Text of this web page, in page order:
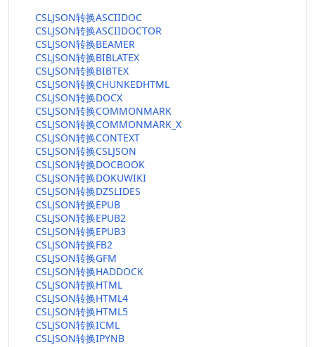
CSLJSON转换ASCIIDOC
CSLJSON转换ASCIIDOCTOR
CSLJSON转换BEAMER
CSLJSON转换BIBLATEX
CSLJSON转换BIBTEX
CSLJSON转换CHUNKEDHTML
CSLJSON转换DOCX
CSLJSON转换COMMONMARK
CSLJSON转换COMMONMARK_X
CSLJSON转换CONTEXT
CSLJSON转换CSLJSON
CSLJSON转换DOCBOOK
CSLJSON转换DOKUWIKI
CSLJSON转换DZSLIDES
CSLJSON转换EPUB
CSLJSON转换EPUB2
CSLJSON转换EPUB3
CSLJSON转换FB2
CSLJSON转换GFM
CSLJSON转换HADDOCK
CSLJSON转换HTML
CSLJSON转换HTML4
CSLJSON转换HTML5
CSLJSON转换ICML
CSLJSON转换IPYNB